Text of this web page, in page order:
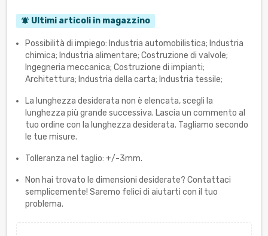
notifications_active Ultimi articoli in magazzino
Possibilità di impiego: Industria automobilistica; Industria
chimica; Industria alimentare; Costruzione di valvole;
Ingegneria meccanica; Costruzione di impianti;
Architettura; Industria della carta; Industria tessile;
La lunghezza desiderata non è elencata, scegli la
lunghezza più grande successiva. Lascia un commento al
tuo ordine con la lunghezza desiderata. Tagliamo secondo
le tue misure.
Tolleranza nel taglio: +/-3mm.
Non hai trovato le dimensioni desiderate? Contattaci
semplicemente! Saremo felici di aiutarti con il tuo
problema.